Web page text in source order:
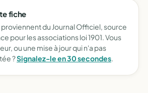
fiche
du Journal Officiel, source
pour les associations loi 1901. Vous
ou une mise à jour qui n'a pas
?Signalez-le en 30 secondes.